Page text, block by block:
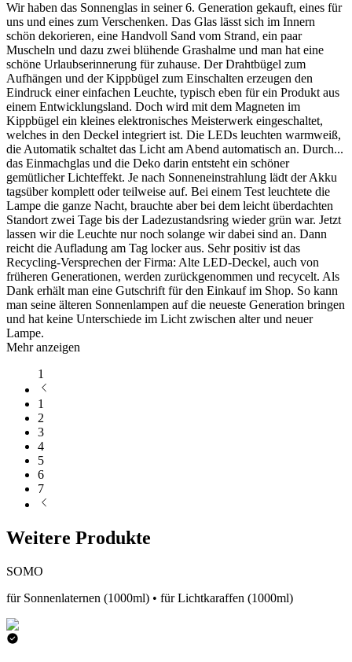
Wir haben das Sonnenglas in seiner 6. Generation gekauft, eines für
uns und eines zum Verschenken. Das Glas lässt sich im Innern
schön dekorieren, eine Handvoll Sand vom Strand, ein paar
Muscheln und dazu zwei blühende Grashalme und man hat eine
schöne Urlaubserinnerung für zuhause. Der Drahtbügel zum
Aufhängen und der Kippbügel zum Einschalten erzeugen den
Eindruck einer einfachen Leuchte, typisch eben für ein Produkt aus
einem Entwicklungsland. Doch wird mit dem Magneten im
Kippbügel ein kleines elektronisches Meisterwerk eingeschaltet,
welches in den Deckel integriert ist. Die LEDs leuchten warmweiß,
die Automatik schaltet das Licht am Abend automatisch an. Durch...
das Einmachglas und die Deko darin entsteht ein schöner
gemütlicher Lichteffekt. Je nach Sonneneinstrahlung lädt der Akku
tagsüber komplett oder teilweise auf. Bei einem Test leuchtete die
Lampe die ganze Nacht, brauchte aber bei dem leicht überdachten
Standort zwei Tage bis der Ladezustandsring wieder grün war. Jetzt
lassen wir die Leuchte nur noch solange wir dabei sind an. Dann
reicht die Aufladung am Tag locker aus. Sehr positiv ist das
Recycling-Versprechen der Firma: Alte LED-Deckel, auch von
früheren Generationen, werden zurückgenommen und recycelt. Als
Dank erhält man eine Gutschrift für den Einkauf im Shop. So kann
man seine älteren Sonnenlampen auf die neueste Generation bringen
und hat keine Unterschiede im Licht zwischen alter und neuer
Lampe.
Mehr anzeigen
1
1
2
3
4
5
6
7
Weitere Produkte
SOMO
für Sonnenlaternen (1000ml) • für Lichtkaraffen (1000ml)